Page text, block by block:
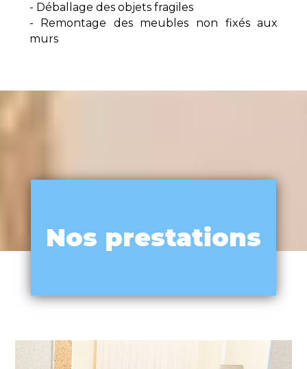
- Déballage des objets fragiles
- Remontage des meubles non fixés aux
murs
Nos prestations